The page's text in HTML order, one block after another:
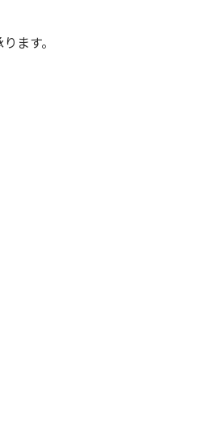
ます。